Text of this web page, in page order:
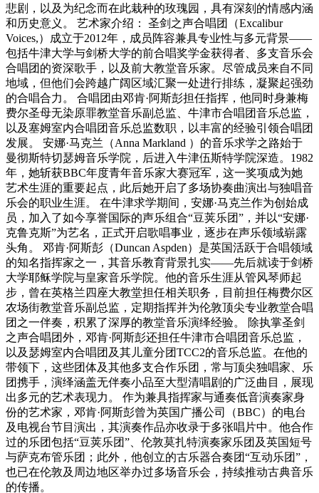
悲剧，以及为纪念而在此栽种的玫瑰园，具有深刻的情感内涵
和历史意义。 艺术家介绍： 圣剑之声合唱团（Excalibur
Voices,）成立于2012年，成员阵容兼具专业性与多元背景——
包括牛津大学与剑桥大学的前合唱奖学金获得者、多支音乐会
合唱团的资深歌手，以及前大教堂音乐家。尽管成员来自不同
地域，但他们会跨越广阔区域汇聚一处进行排练，凝聚起强劲
的合唱合力。 合唱团由邓肯·阿斯彭担任指挥，他同时身兼梅
费尔圣母无染原罪教堂音乐副总监、牛津市合唱团音乐总监，
以及塞姆室内合唱团音乐总监数职，以丰富的经验引领合唱团
发展。 安娜·马克兰（Anna Markland ）的音乐求学之路始于
曼彻斯特切瑟姆音乐学院，后进入牛津伍斯特学院深造。1982
年，她斩获BBC年度青年音乐家大赛冠军，这一奖项成为她
艺术生涯的重要起点，此后她开启了多场协奏曲演出与独唱音
乐会的职业生涯。 在牛津求学期间，安娜·马克兰作为创始成
员，加入了如今享誉国际的声乐组合“豆荚乐团”，并以“安娜·
克鲁克斯”为艺名，正式开启歌唱事业，逐步在声乐领域崭露
头角。 邓肯·阿斯彭（Duncan Aspden）是英国活跃于合唱领域
的知名指挥家之一，其音乐教育背景扎实——先后就读于剑桥
大学耶稣学院与皇家音乐学院。他的音乐生涯从管风琴师起
步，曾在英格兰四座大教堂担任相关职务，目前担任梅费尔区
农场街教堂音乐副总监，定期指挥并为伦敦顶尖专业教堂合唱
团之一伴奏，积累了深厚的教堂音乐演绎经验。 除执掌圣剑
之声合唱团外，邓肯·阿斯彭还担任牛津市合唱团音乐总监，
以及瑟姆室内合唱团及其儿童分团TCC2的音乐总监。在他的
带领下，这些团体及其他多支合作乐团，常与顶尖独唱家、乐
团携手，演绎涵盖无伴奏小品至大型清唱剧的广泛曲目，展现
出多元的艺术表现力。 作为兼具指挥家与通奏低音演奏家身
份的艺术家，邓肯·阿斯彭曾为英国广播公司（BBC）的电台
及电视台节目演出，其演奏作品亦收录于多张唱片中。他合作
过的乐团包括“豆荚乐团”、伦敦莫扎特演奏家乐团及英国短号
与萨克布管乐团；此外，他创立的古乐器合奏团“互动乐团”，
也已在伦敦及周边地区举办过多场音乐会，持续推动古典音乐
的传播。